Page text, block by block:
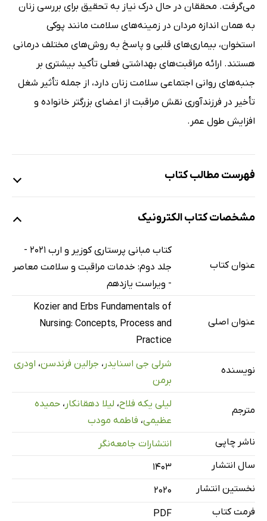
می‌گرفت. محققان در حال درک نیاز به تحقیق برای بررسی زنان
به همان اندازه مردان در زمینه‌های سلامت مانند پوکی
استخوان، بیماری‌های قلبی و پاسخ به روش‌های مختلف درمانی
هستند. ارائه مراقبت‌های بهداشتی فعلی تأکید بیشتری بر
جنبه‌های روانی اجتماعی سلامت زنان دارد، از جمله تأثیر شغل
تأخیر در فرزندآوری نقش مراقبت از اعضای بزرگتر خانواده و
افزایش طول عمر.
فهرست مطالب کتاب
انواع خدمات مراقبت سلامت
انواع خدمات و سازمان‌های مراقبت سلامت
ارائه‌دهندگان مراقبت سلامت
عوامل مؤثر بر ارائه خدمات مراقبت سلامت
تأمین مالی و هزینه‌های خدمات مراقبت سلامت
مرور فصل 5
دانش خود را بیازمایید
فصل 6: پرستاری جامعه و تداوم مراقبت
انتقال مراقبت سلامت به جامعه
پرستاری جامعه‌محور
تداوم مراقبت
مشخصات کتاب الکترونیک
عنوان کتاب
کتاب مبانی پرستاری کوزیر و ارب 2021 -
جلد دوم: خدمات مراقبت و سلامت معاصر
- ویراست یازدهم
عنوان اصلی
Kozier and Erbs Fundamentals of
Nursing: Concepts, Process and
Practice
نویسنده
شرلی جی اسنایدر ، جرالین فرندسن، اودری
برمن
مترجم
لیلی یکه فلاح، لیلا دهقانکار ، حمیده
عظیمی، فاطمه مودب
ناشر چاپی
انتشارات جامعه‌نگر
سال انتشار
۱۴۰۳
نخستین انتشار
2020
فرمت کتاب
PDF